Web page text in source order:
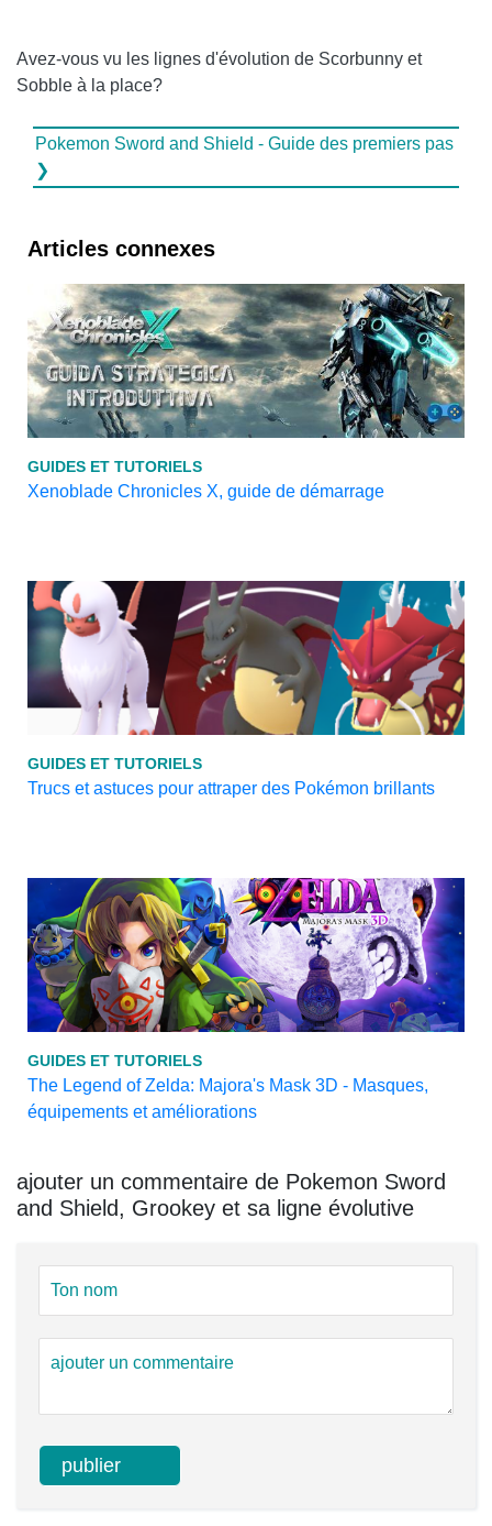
Avez-vous vu les lignes d'évolution de Scorbunny et
Sobble à la place?
Pokemon Sword and Shield - Guide des premiers pas
❯
Articles connexes
GUIDES ET TUTORIELS
Xenoblade Chronicles X, guide de démarrage
GUIDES ET TUTORIELS
Trucs et astuces pour attraper des Pokémon brillants
GUIDES ET TUTORIELS
The Legend of Zelda: Majora's Mask 3D - Masques,
équipements et améliorations
ajouter un commentaire de Pokemon Sword
and Shield, Grookey et sa ligne évolutive